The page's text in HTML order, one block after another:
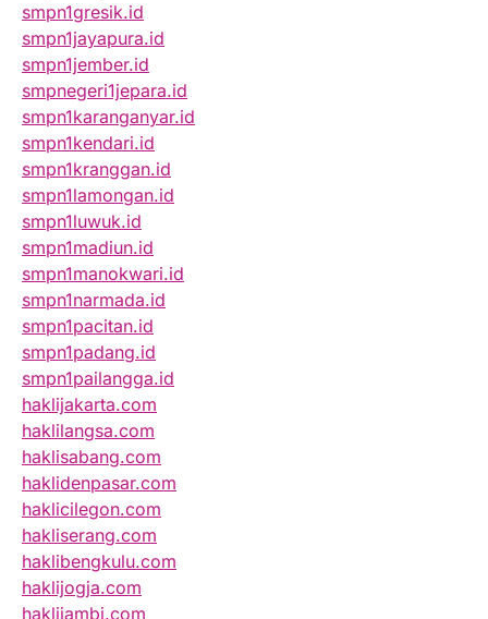
smpn1gresik.id
smpn1jayapura.id
smpn1jember.id
smpnegeri1jepara.id
smpn1karanganyar.id
smpn1kendari.id
smpn1kranggan.id
smpn1lamongan.id
smpn1luwuk.id
smpn1madiun.id
smpn1manokwari.id
smpn1narmada.id
smpn1pacitan.id
smpn1padang.id
smpn1pailangga.id
haklijakarta.com
haklilangsa.com
haklisabang.com
haklidenpasar.com
haklicilegon.com
hakliserang.com
haklibengkulu.com
haklijogja.com
haklijambi.com